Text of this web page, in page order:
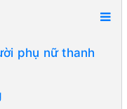
phụ nữ thanh